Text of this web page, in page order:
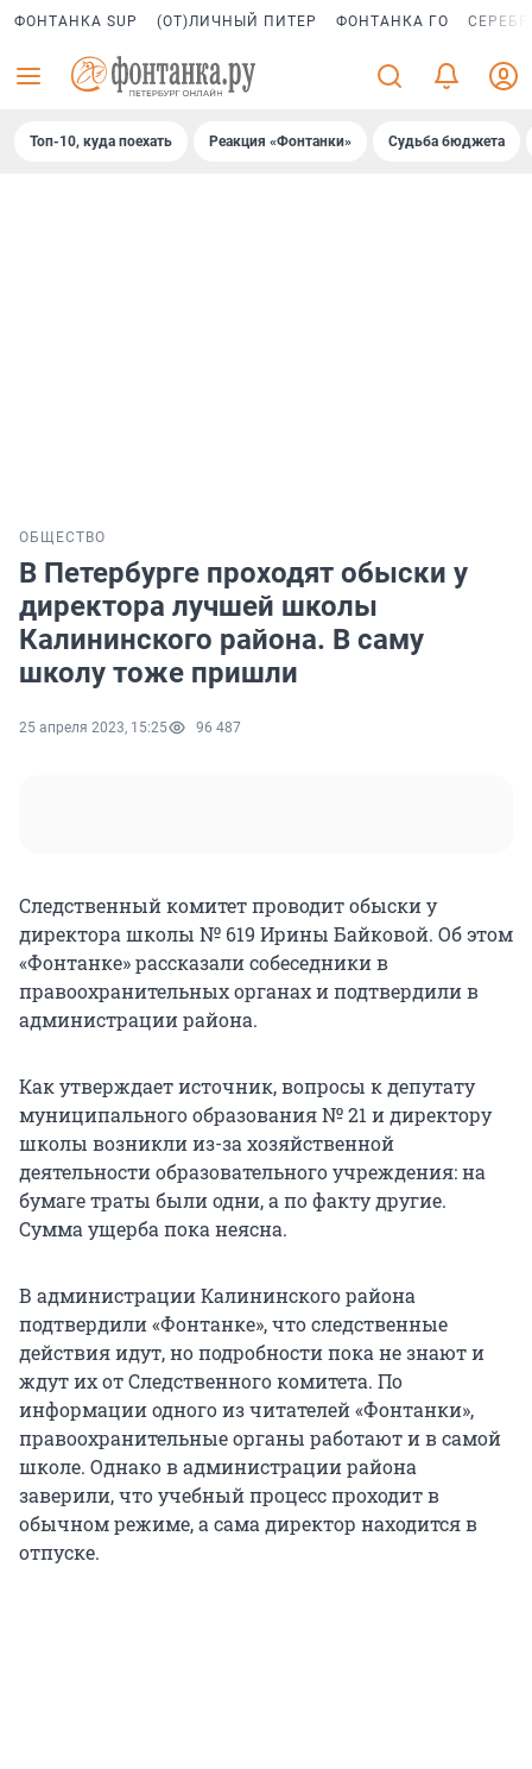
ФОНТАНКА SUP (ОТ)ЛИЧНЫЙ ПИТЕР ФОНТАНКА ГО
Топ-10, куда поехать Реакция «Фонтанки» Судьба бюджета
ОБЩЕСТВО
В Петербурге проходят обыски у
директора лучшей школы
Калининского района. В саму
школу тоже пришли
25 апреля 2023, 15:25 96 487
Следственный комитет проводит обыски у
директора школы № 619 Ирины Байковой. Об этом
«Фонтанке» рассказали собеседники в
правоохранительных органах и подтвердили в
администрации района.
Как утверждает источник, вопросы к депутату
муниципального образования № 21 и директору
школы возникли из-за хозяйственной
деятельности образовательного учреждения: на
бумаге траты были одни, а по факту другие.
Сумма ущерба пока неясна.
В администрации Калининского района
подтвердили «Фонтанке», что следственные
действия идут, но подробности пока не знают и
ждут их от Следственного комитета. По
информации одного из читателей «Фонтанки»,
правоохранительные органы работают и в самой
школе. Однако в администрации района
заверили, что учебный процесс проходит в
обычном режиме, а сама директор находится в
отпуске.